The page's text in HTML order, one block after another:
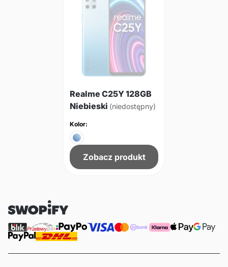
Realme C25Y 128GB
Niebieski (niedostępny)
Kolor:
Zobacz produkt